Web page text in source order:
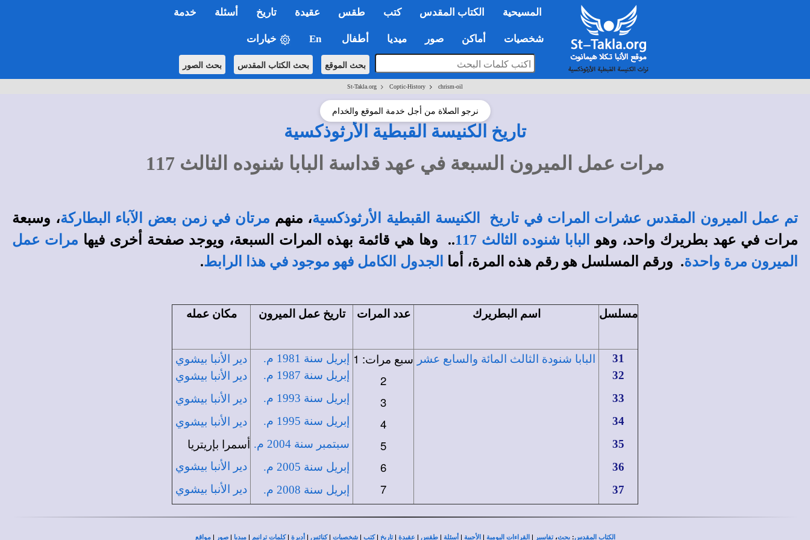
المسيحية الكتاب المقدس كتب طقس عقيدة تاريخ أسئلة خدمة
شخصيات أماكن صور ميديا أطفال En خيارات
بحث الموقع بحث الكتاب المقدس بحث الصور
St-Takla.org > Coptic-History > chrism-oil
نرجو الصلاة من أجل خدمة الموقع والخدام
تاريخ الكنيسة القبطية الأرثوذكسية
مرات عمل الميرون السبعة في عهد قداسة البابا شنوده الثالث 117
تم عمل الميرون المقدس عشرات المرات في تاريخ الكنيسة القبطية الأرثوذكسية، منهم مرتان في زمن بعض الآباء البطاركة، وسبعة
مرات في عهد بطريرك واحد، وهو
البابا شنوده الثالث 117 .. وها هي قائمة بهذه المرات السبعة، ويوجد صفحة أخرى فيها مرات عمل
الميرون مرة واحدة. ورقم المسلسل هو رقم هذه المرة، أما الجدول الكامل فهو موجود في هذا الرابط.
مسلسل اسم البطريرك عدد المرات تاريخ عمل الميرون مكان عمله
31
32
33
34
35
36
37
البابا شنودة الثالث المائة والسابع عشر
سبع مرات: 1
2
3
4
5
6
7
إبريل سنة 1981 م.
إبريل سنة 1987 م.
إبريل سنة 1993 م.
إبريل سنة 1995 م.
سبتمبر سنة 2004 م.
إبريل سنة 2005 م.
إبريل سنة 2008 م.
دير الأنبا بيشوي
دير الأنبا بيشوي
دير الأنبا بيشوي
دير الأنبا بيشوي
أسمرا بإريتريا
دير الأنبا بيشوي
دير الأنبا بيشوي
الكتاب المقدس:بحث،تفاسير | القراءات اليومية | الأجبية | أسئلة |طقس | عقيدة |تاريخ |كتب |شخصيات |كنائس | أديرة |كلمات ترانيم |ميديا |صور |مواقع